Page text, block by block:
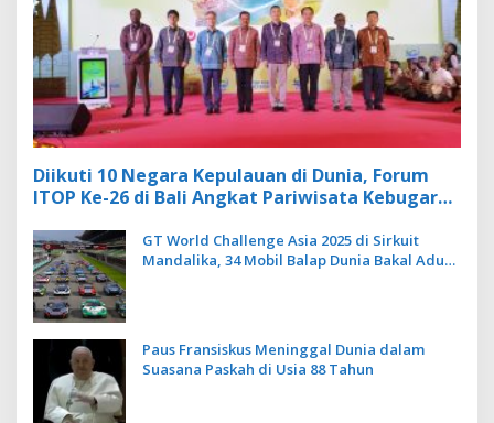
Diikuti 10 Negara Kepulauan di Dunia, Forum
ITOP Ke-26 di Bali Angkat Pariwisata Kebugaran
GT World Challenge Asia 2025 di Sirkuit
Mandalika, 34 Mobil Balap Dunia Bakal Adu
Paus Fransiskus Meninggal Dunia dalam
Suasana Paskah di Usia 88 Tahun